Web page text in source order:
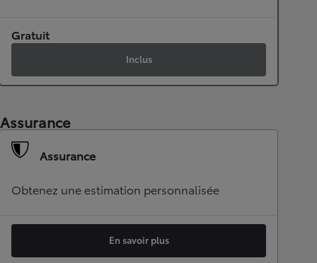
Gratuit
Inclus
Assurance
Assurance
Obtenez une estimation personnalisée
En savoir plus